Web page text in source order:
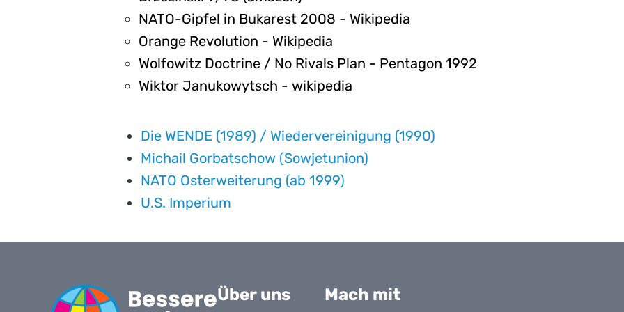
NATO-Gipfel in Bukarest 2008 - Wikipedia
Orange Revolution - Wikipedia
Wolfowitz Doctrine / No Rivals Plan - Pentagon 1992
Wiktor Janukowytsch - wikipedia
Die WENDE (1989) / Wiedervereinigung (1990)
Michail Gorbatschow (Sowjetunion)
NATO Osterweiterung (ab 1999)
U.S. Imperium
Über uns Mach mit